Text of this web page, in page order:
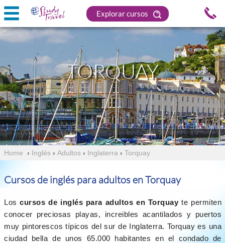
Explorar cursos
TORQUAY
Home › Inglés › Adultos › Inglaterra › Torquay
Cursos de inglés para adultos en Torquay
Loscursos de inglés para adultos en Torquay te permiten
conocer preciosas playas, increibles acantilados y puertos
muy pintorescos típicos del sur de Inglaterra. Torquay es una
ciudad bella de unos 65.000 habitantes en el condado de